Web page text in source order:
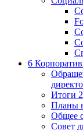
6
Итоги
Планы
Общее
Совет